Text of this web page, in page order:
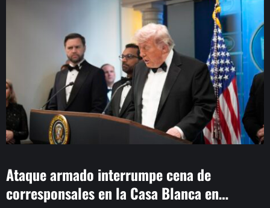
Ataque armado interrumpe cena de
corresponsales en la Casa Blanca en